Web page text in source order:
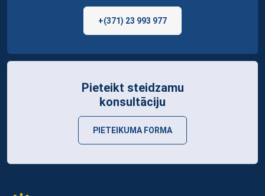
+(371) 23 993 977
Pieteikt steidzamu
konsultāciju
PIETEIKUMA FORMA